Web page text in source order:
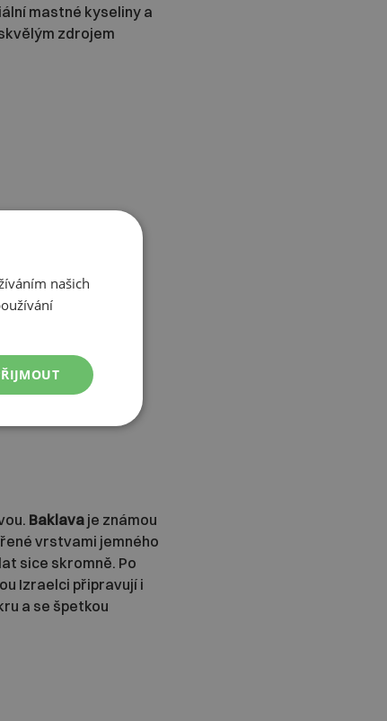
mastné kyseliny a
zdrojem
Baklava je známou
vrstvami jemného
sice skromně. Po
Izraelci připravují i
a se špetkou
našich